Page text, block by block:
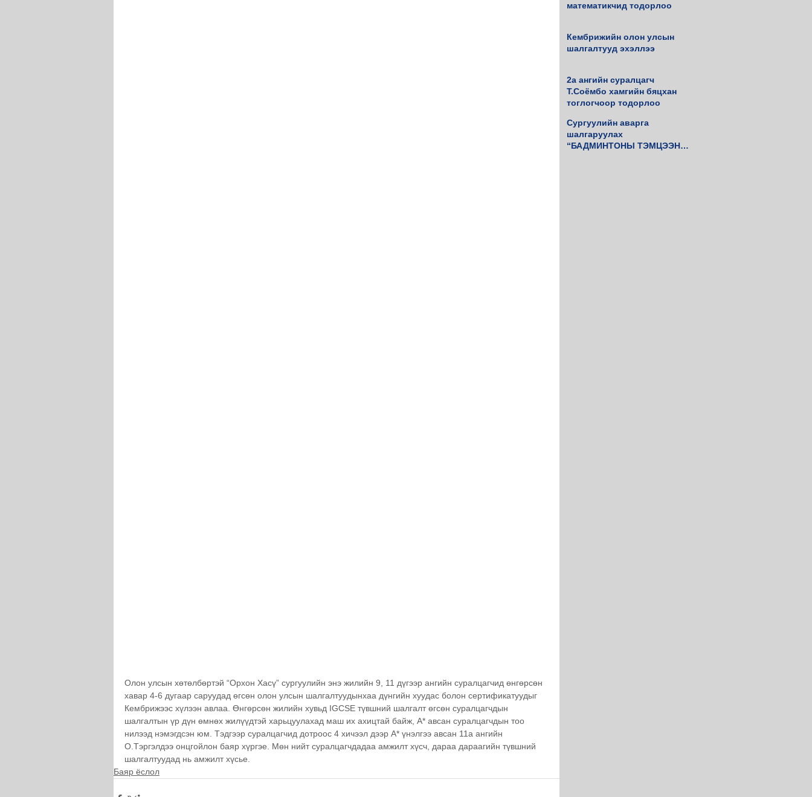
Олон улсын хөтөлбөртэй “Орхон Хасү” сургуулийн энэ жилийн 9, 11 дүгээр ангийн суралцагчид өнгөрсөн
хавар 4-6 дугаар саруудад өгсөн олон улсын шалгалтуудынхаа дүнгийн хуудас болон сертификатуудыг
Кембрижээс хүлээн авлаа. Өнгөрсөн жилийн хувьд IGCSE түвшний шалгалт өгсөн суралцагчдын
шалгалтын үр дүн өмнөх жилүүдтэй харьцуулахад маш их ахицтай байж, A* авсан суралцагчдын тоо
нилээд нэмэгдсэн юм. Тэдгээр суралцагчид дотроос 4 хичээл дээр А* үнэлгээ авсан 11а ангийн
О.Тэргэлдээ онцгойлон баяр хүргэе. Мөн нийт суралцагчдадаа амжилт хүсч, дараа дараагийн түвшний
шалгалтуудад нь амжилт хүсье.
Баяр ёслол
математикчид тодорлоо
Кембрижийн олон улсын
шалгалтууд эхэллээ
2а ангийн суралцагч
Т.Соёмбо хамгийн бяцхан
тоглогчоор тодорлоо
Сургуулийн аварга
шалгаруулах
“БАДМИНТОНЫ ТЭМЦЭЭН”